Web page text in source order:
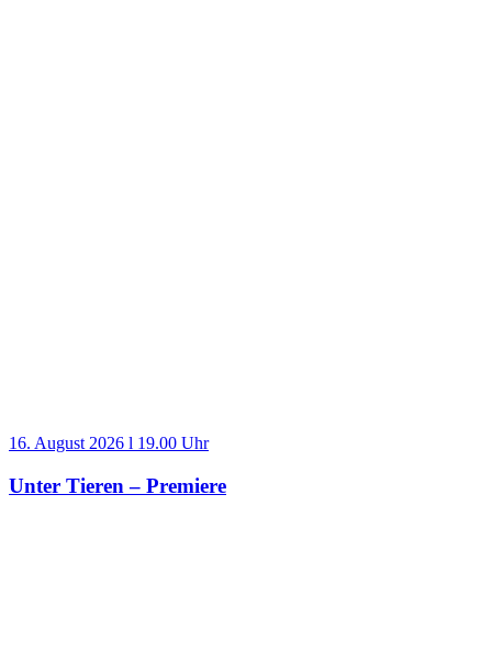
16. August 2026 l 19.00 Uhr
Unter Tieren – Premiere